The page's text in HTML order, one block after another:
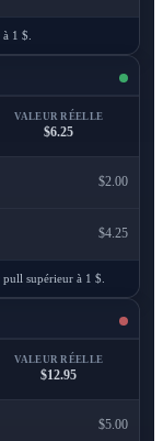
1 $.
VALEUR RÉELLE
$6.25
$2.00
$4.25
supérieur à 1 $.
VALEUR RÉELLE
$12.95
$5.00